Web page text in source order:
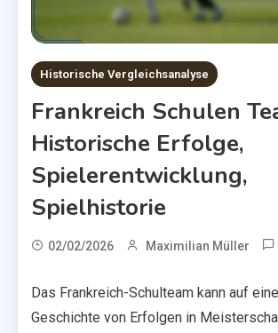
Historische Vergleichsanalyse
Frankreich Schulen
Historische Erfolge,
Spielerentwicklung,
Spielhistorie
02/02/2026 Maximilian Müller
Das Frankreich-Schulteam kann auf
Geschichte von Erfolgen in